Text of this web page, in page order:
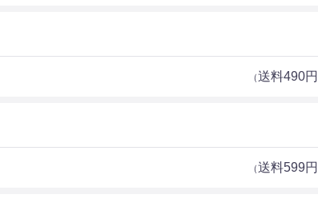
（送料490円
（送料599円